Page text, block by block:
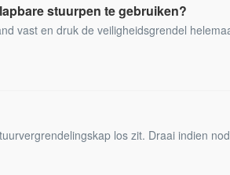
stuurpen te gebruiken?
vast en druk de veiligheidsgrendel
los zit. Draai indien